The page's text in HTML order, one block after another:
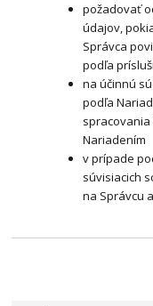
požadovať
údajov,
Správca
podľa
na účinnú
podľa
Nariadením
v prípade
súvisiacich
na Správcu